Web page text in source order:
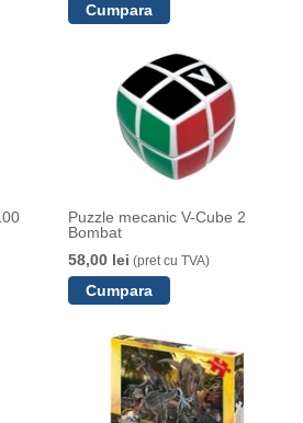
Puzzle mecanic V-Cube 2
Bombat
58,00 lei (pret cu TVA)